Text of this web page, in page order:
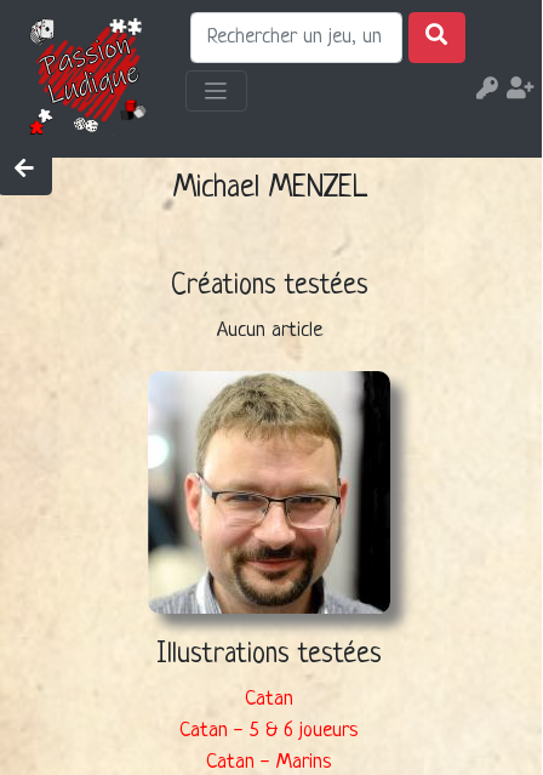
Michael MENZEL
Créations testées
Aucun article
Illustrations testées
Catan
Catan - 5 & 6 joueurs
Catan - Marins